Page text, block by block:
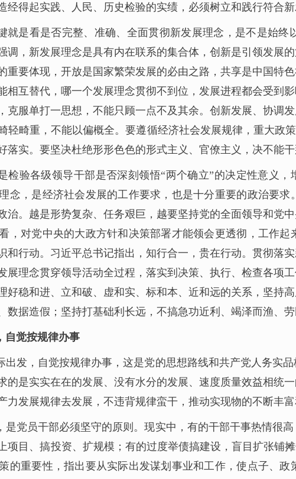
经得起实践、人民、历史检验的实绩，必须树立和践行符合新
就是看是否完整、准确、全面贯彻新发展理念，是不是始
调，新发展理念是具有内在联系的集合体，创新是引领发展
重要体现，开放是国家繁荣发展的必由之路，共享是中国特
相互替代，哪一个发展理念贯彻不到位，发展进程都会受到
克服单打一思想，不能只顾一点不及其余。创新发展、协调
轻畸重，不能以偏概全。要遵循经济社会发展规律，重大政
落实。要坚决杜绝形形色色的形式主义、官僚主义，决不能
检验各级领导干部是否深刻领悟“两个确立”的决定性意义
念，是经济社会发展的工作要求，也是十分重要的政治要
治。越是形势复杂、任务艰巨，越要坚持党的全面领导和党
，对党中央的大政方针和决策部署才能领会更透彻，工作
和行动。习近平总书记指出，知行合一，贵在行动。贯彻落
展理念贯穿领导活动全过程，落实到决策、执行、检查各项
好稳和进、立和破、虚和实、标和本、近和远的关系，坚持
数据造假；坚持打基础利长远，不搞急功近利、竭泽而渔、劳
自觉按规律办事
出发，自觉按规律办事，这是党的思想路线和共产党人务实
的是实实在在的发展、没有水分的发展、速度质量效益相统
力发展规律去发展，不违背规律蛮干，推动实现物的不断丰富
是党员干部必须坚守的原则。现实中，有的干部干事热情很
项目、搞投资、扩规模；有的过度举债搞建设，盲目扩张铺
的重要性，指出要从实际出发谋划事业和工作，使点子、